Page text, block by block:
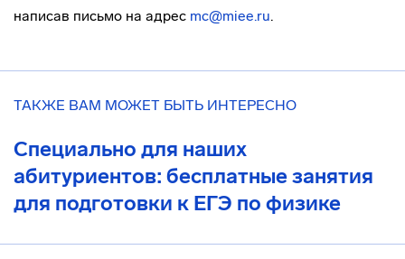
написав письмо на адрес mc@miee.ru.
ТАКЖЕ ВАМ МОЖЕТ БЫТЬ ИНТЕРЕСНО
Специально для наших
абитуриентов: бесплатные занятия
для подготовки к ЕГЭ по физике